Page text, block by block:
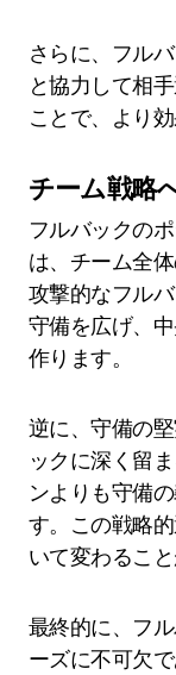
さらに、フル
と協力して相
ことで、より
チーム戦略
フルバックの
は、チーム全
攻撃的なフル
守備を広げ、
作ります。
逆に、守備の
ックに深く留
ンよりも守備
す。この戦略
いて変わること
最終的に、フ
ーズに不可欠